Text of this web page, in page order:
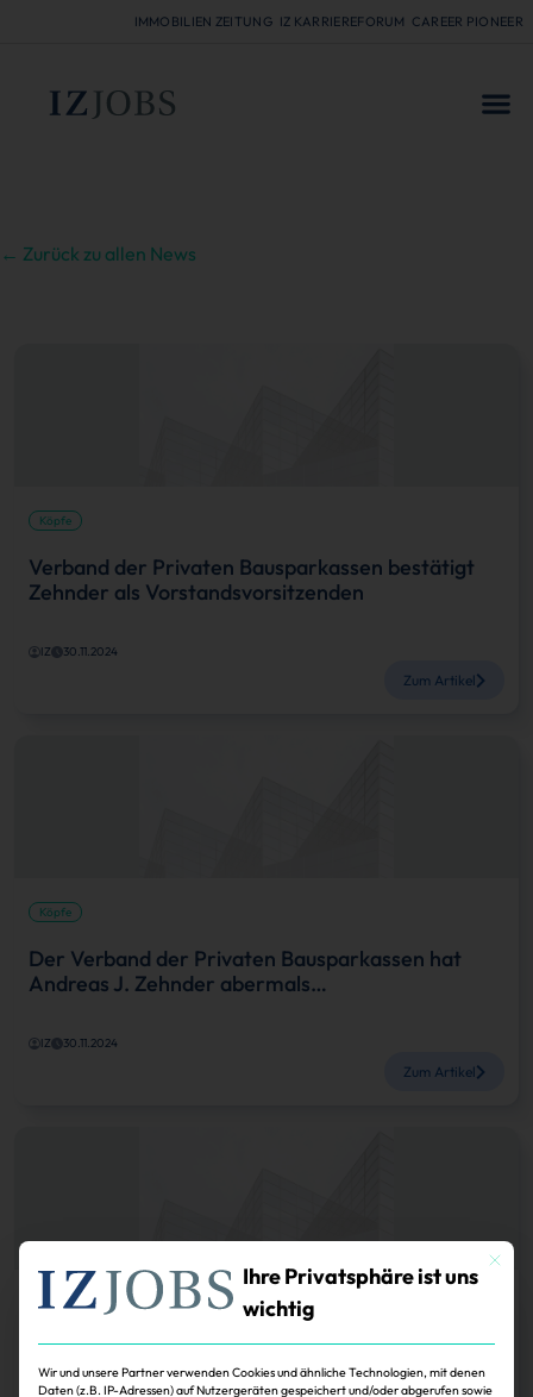
IMMOBILIEN ZEITUNG IZ KARRIEREFORUM CAREER PIONEER
← Zurück zu allen News
Köpfe
Verband der Privaten Bausparkassen bestätigt
Zehnder als Vorstandsvorsitzenden
IZ 30.11.2024
Zum Artikel
Köpfe
Der Verband der Privaten Bausparkassen hat
Andreas J. Zehnder abermals…
IZ 30.11.2024
Zum Artikel
Köpfe
Vorstandswahlen des Verbands der Privaten
Bausparkassen
Mit
Ihre Privatsphäre ist uns
wichtig
Wir und unsere Partner verwenden Cookies und ähnliche Technologien, mit denen
Daten (z.B. IP-Adressen) auf Nutzergeräten gespeichert und/oder abgerufen sowie